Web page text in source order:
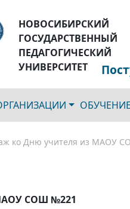
НОВОСИБИРСКИЙ
ГОСУДАРСТВЕННЫЙ
ПЕДАГОГИЧЕСКИЙ
УНИВЕРСИТЕТ
ОБУЧЕНИЕ
ко Дню учителя из МАОУ
СОШ №221